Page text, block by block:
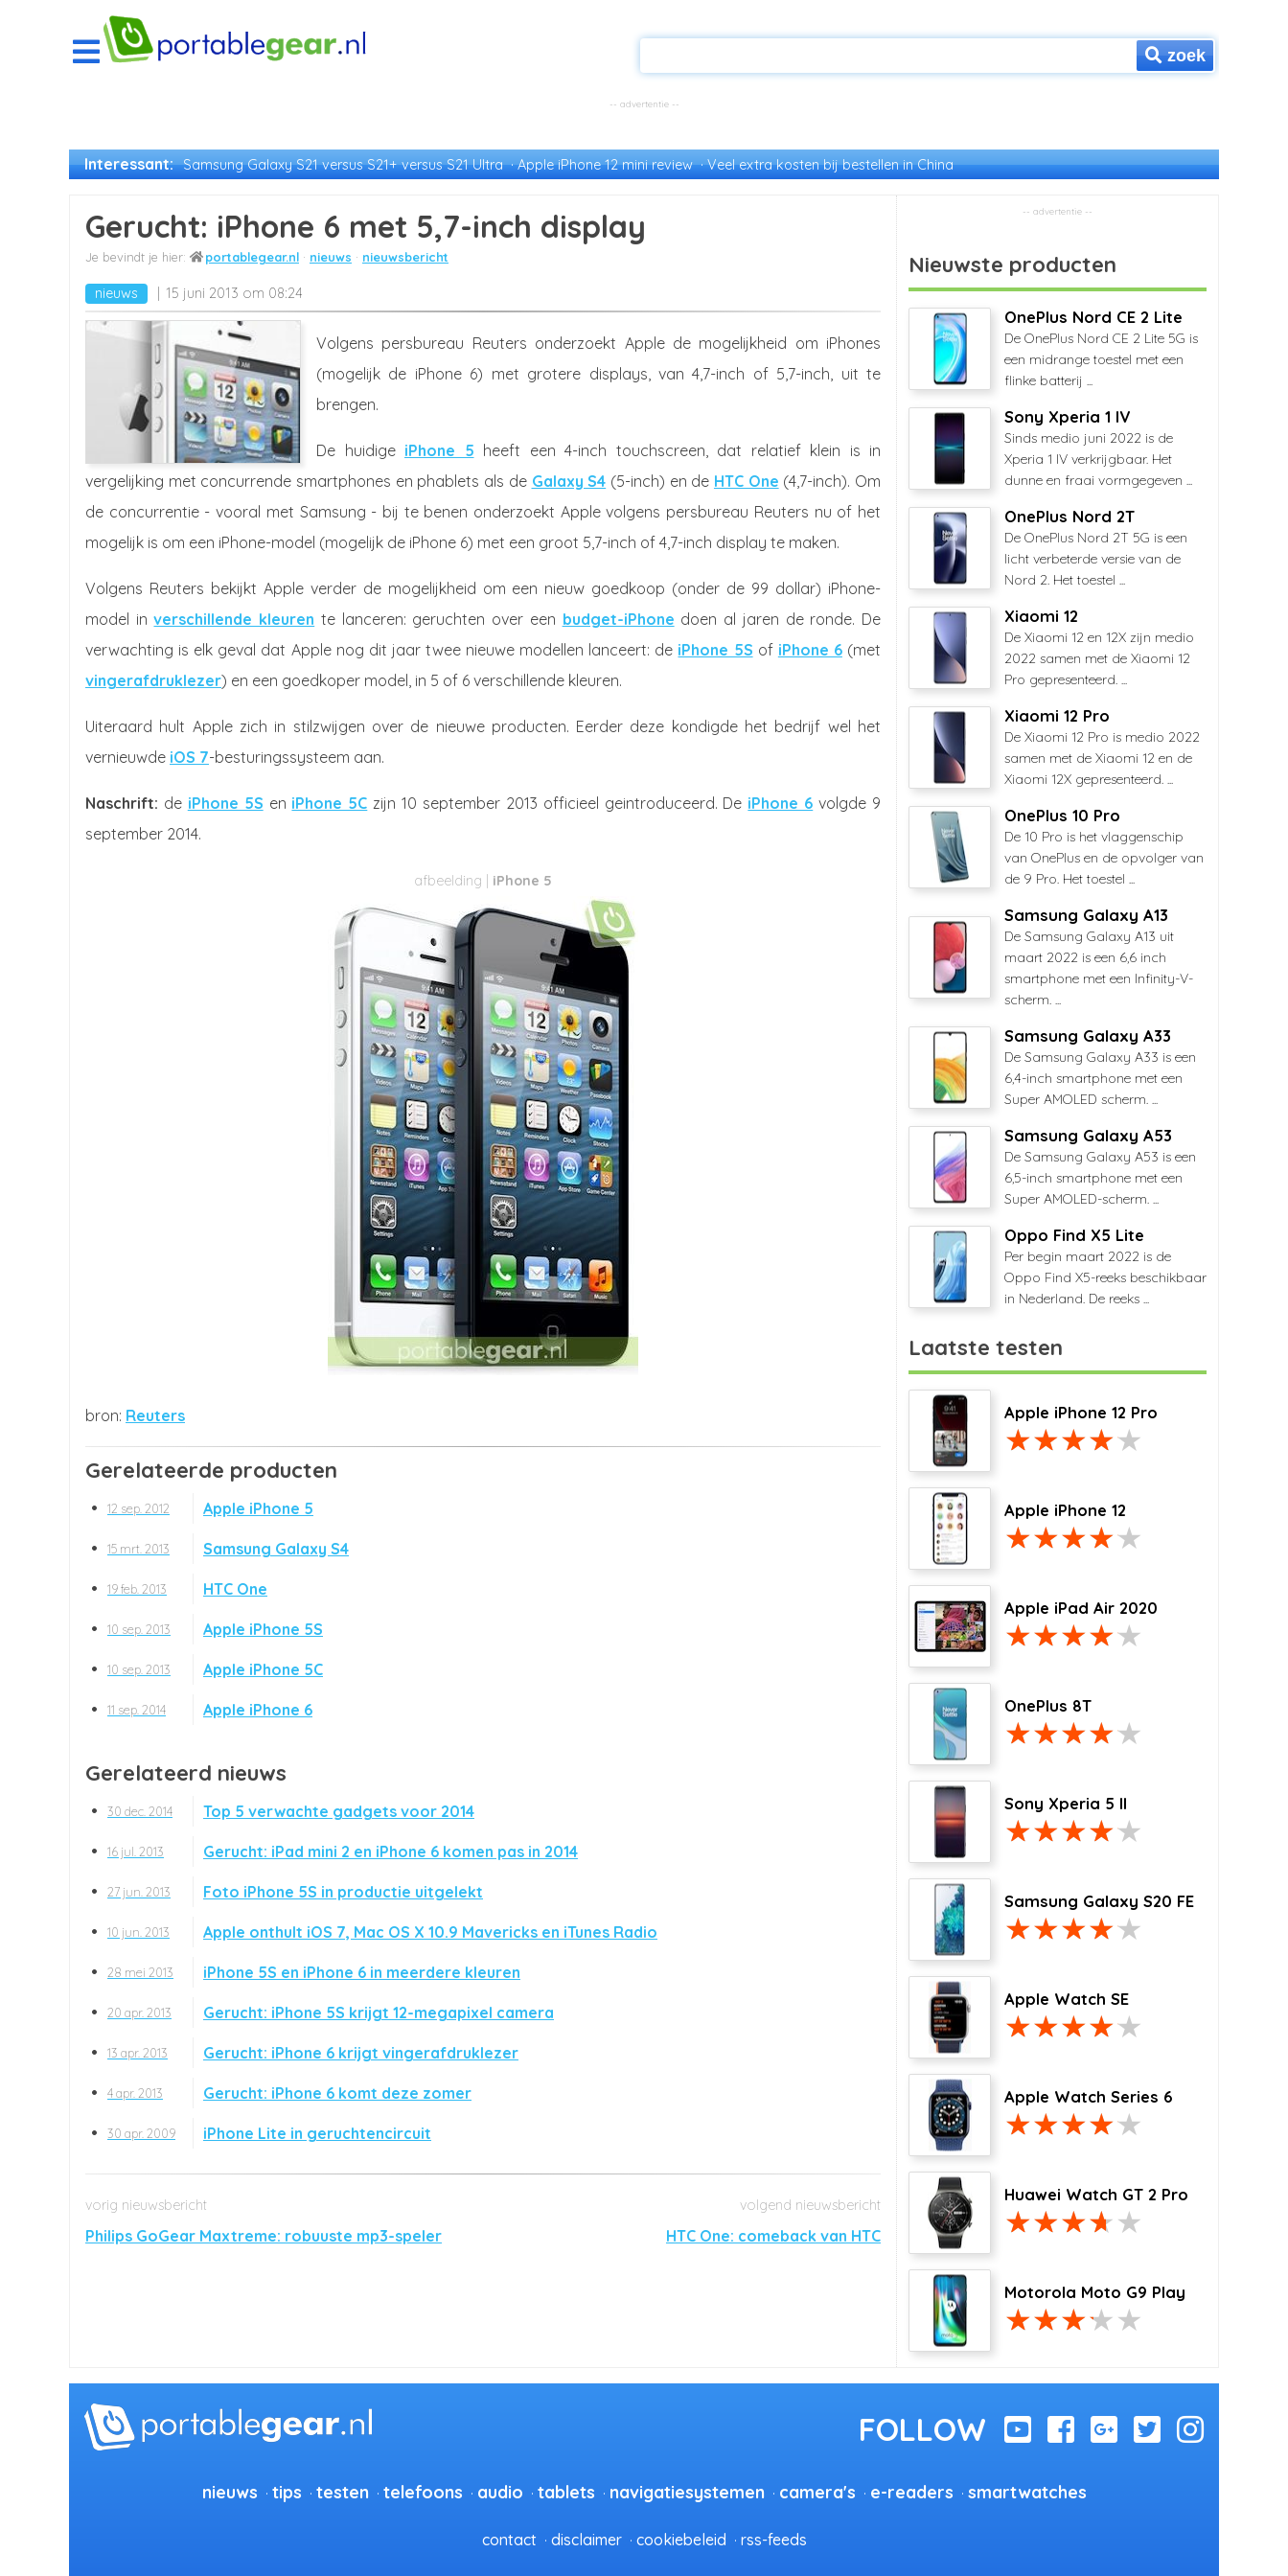
zoek
Interessant: Samsung Galaxy S21 versus S21+ versus S21 Ultra Apple iPhone 12 mini review Veel extra kosten bij bestellen in China
Gerucht: iPhone 6 met 5,7-inch display
portablegear.nl nieuws nieuwsbericht
nieuws 15 juni 2013 om 08:24
Volgens persbureau Reuters onderzoekt Apple de mogelijkheid om iPhones
(mogelijk de iPhone 6) met grotere displays, van 4,7-inch of 5,7-inch, uit te
brengen.
De huidige iPhone 5 heeft een 4-inch touchscreen, dat relatief klein is in
vergelijking met concurrende smartphones en phablets als de Galaxy S4 (5-inch) en de HTC One (4,7-inch). Om
de concurrentie - vooral met Samsung - bij te benen onderzoekt Apple volgens persbureau Reuters nu of het
mogelijk is om een iPhone-model (mogelijk de iPhone 6) met een groot 5,7-inch of 4,7-inch display te maken.
Volgens Reuters bekijkt Apple verder de mogelijkheid om een nieuw goedkoop (onder de 99 dollar) iPhone-
model inverschillende kleuren te lanceren: geruchten over een budget-iPhone doen al jaren de ronde. De
verwachting is elk geval dat Apple nog dit jaar twee nieuwe modellen lanceert: de iPhone 5S of iPhone 6(met
vingerafdruklezer) en een goedkoper model, in 5 of 6 verschillende kleuren.
Uiteraard hult Apple zich in stilzwijgen over de nieuwe producten. Eerder deze kondigde het bedrijf wel het
vernieuwde iOS 7-besturingssysteem aan.
Naschrift: de iPhone 5S en iPhone 5C zijn 10 september 2013 officieel geintroduceerd. De iPhone 6 volgde 9
september 2014.
iPhone 5
Reuters
Gerelateerde producten
12 sep. 2012 Apple iPhone 5
15 mrt. 2013 Samsung Galaxy S4
19 feb. 2013 HTC One
10 sep. 2013 Apple iPhone 5S
10 sep. 2013 Apple iPhone 5C
11 sep. 2014 Apple iPhone 6
Gerelateerd nieuws
30 dec. 2014 Top 5 verwachte gadgets voor 2014
16 jul. 2013 Gerucht: iPad mini 2 en iPhone 6 komen pas in 2014
27 jun. 2013 Foto iPhone 5S in productie uitgelekt
10 jun. 2013 Apple onthult iOS 7, Mac OS X 10.9 Mavericks en iTunes Radio
28 mei 2013 iPhone 5S en iPhone 6 in meerdere kleuren
20 apr. 2013 Gerucht: iPhone 5S krijgt 12-megapixel camera
13 apr. 2013 Gerucht: iPhone 6 krijgt vingerafdruklezer
4 apr. 2013 Gerucht: iPhone 6 komt deze zomer
30 apr. 2009 iPhone Lite in geruchtencircuit
Philips GoGear Maxtreme: robuuste mp3-speler HTC One: comeback van HTC
Nieuwste producten
OnePlus Nord CE 2 Lite
De OnePlus Nord CE 2 Lite 5G is
een midrange toestel met een
flinke batterij ...
Sony Xperia 1 IV
Sinds medio juni 2022 is de
Xperia 1 IV verkrijgbaar. Het
dunne en fraai vormgegeven ...
OnePlus Nord 2T
De OnePlus Nord 2T 5G is een
licht verbeterde versie van de
Nord 2. Het toestel ...
Xiaomi 12
De Xiaomi 12 en 12X zijn medio
2022 samen met de Xiaomi 12
Pro gepresenteerd. ...
Xiaomi 12 Pro
De Xiaomi 12 Pro is medio 2022
samen met de Xiaomi 12 en de
Xiaomi 12X gepresenteerd. ...
OnePlus 10 Pro
De 10 Pro is het vlaggenschip
van OnePlus en de opvolger van
de 9 Pro. Het toestel ...
Samsung Galaxy A13
De Samsung Galaxy A13 uit
maart 2022 is een 6,6 inch
smartphone met een Infinity-V-
scherm. ...
Samsung Galaxy A33
De Samsung Galaxy A33 is een
6,4-inch smartphone met een
Super AMOLED scherm. ...
Samsung Galaxy A53
De Samsung Galaxy A53 is een
6,5-inch smartphone met een
Super AMOLED-scherm. ...
Oppo Find X5 Lite
Per begin maart 2022 is de
Oppo Find X5-reeks beschikbaar
in Nederland. De reeks ...
Laatste testen
Apple iPhone 12 Pro
Apple iPhone 12
Apple iPad Air 2020
OnePlus 8T
Sony Xperia 5 II
Samsung Galaxy S20 FE
Apple Watch SE
Apple Watch Series 6
Huawei Watch GT 2 Pro
Motorola Moto G9 Play
nieuws tips testen telefoons audio tablets navigatiesystemen camera's e-readers smartwatches
contact disclaimer cookiebeleid rss-feeds